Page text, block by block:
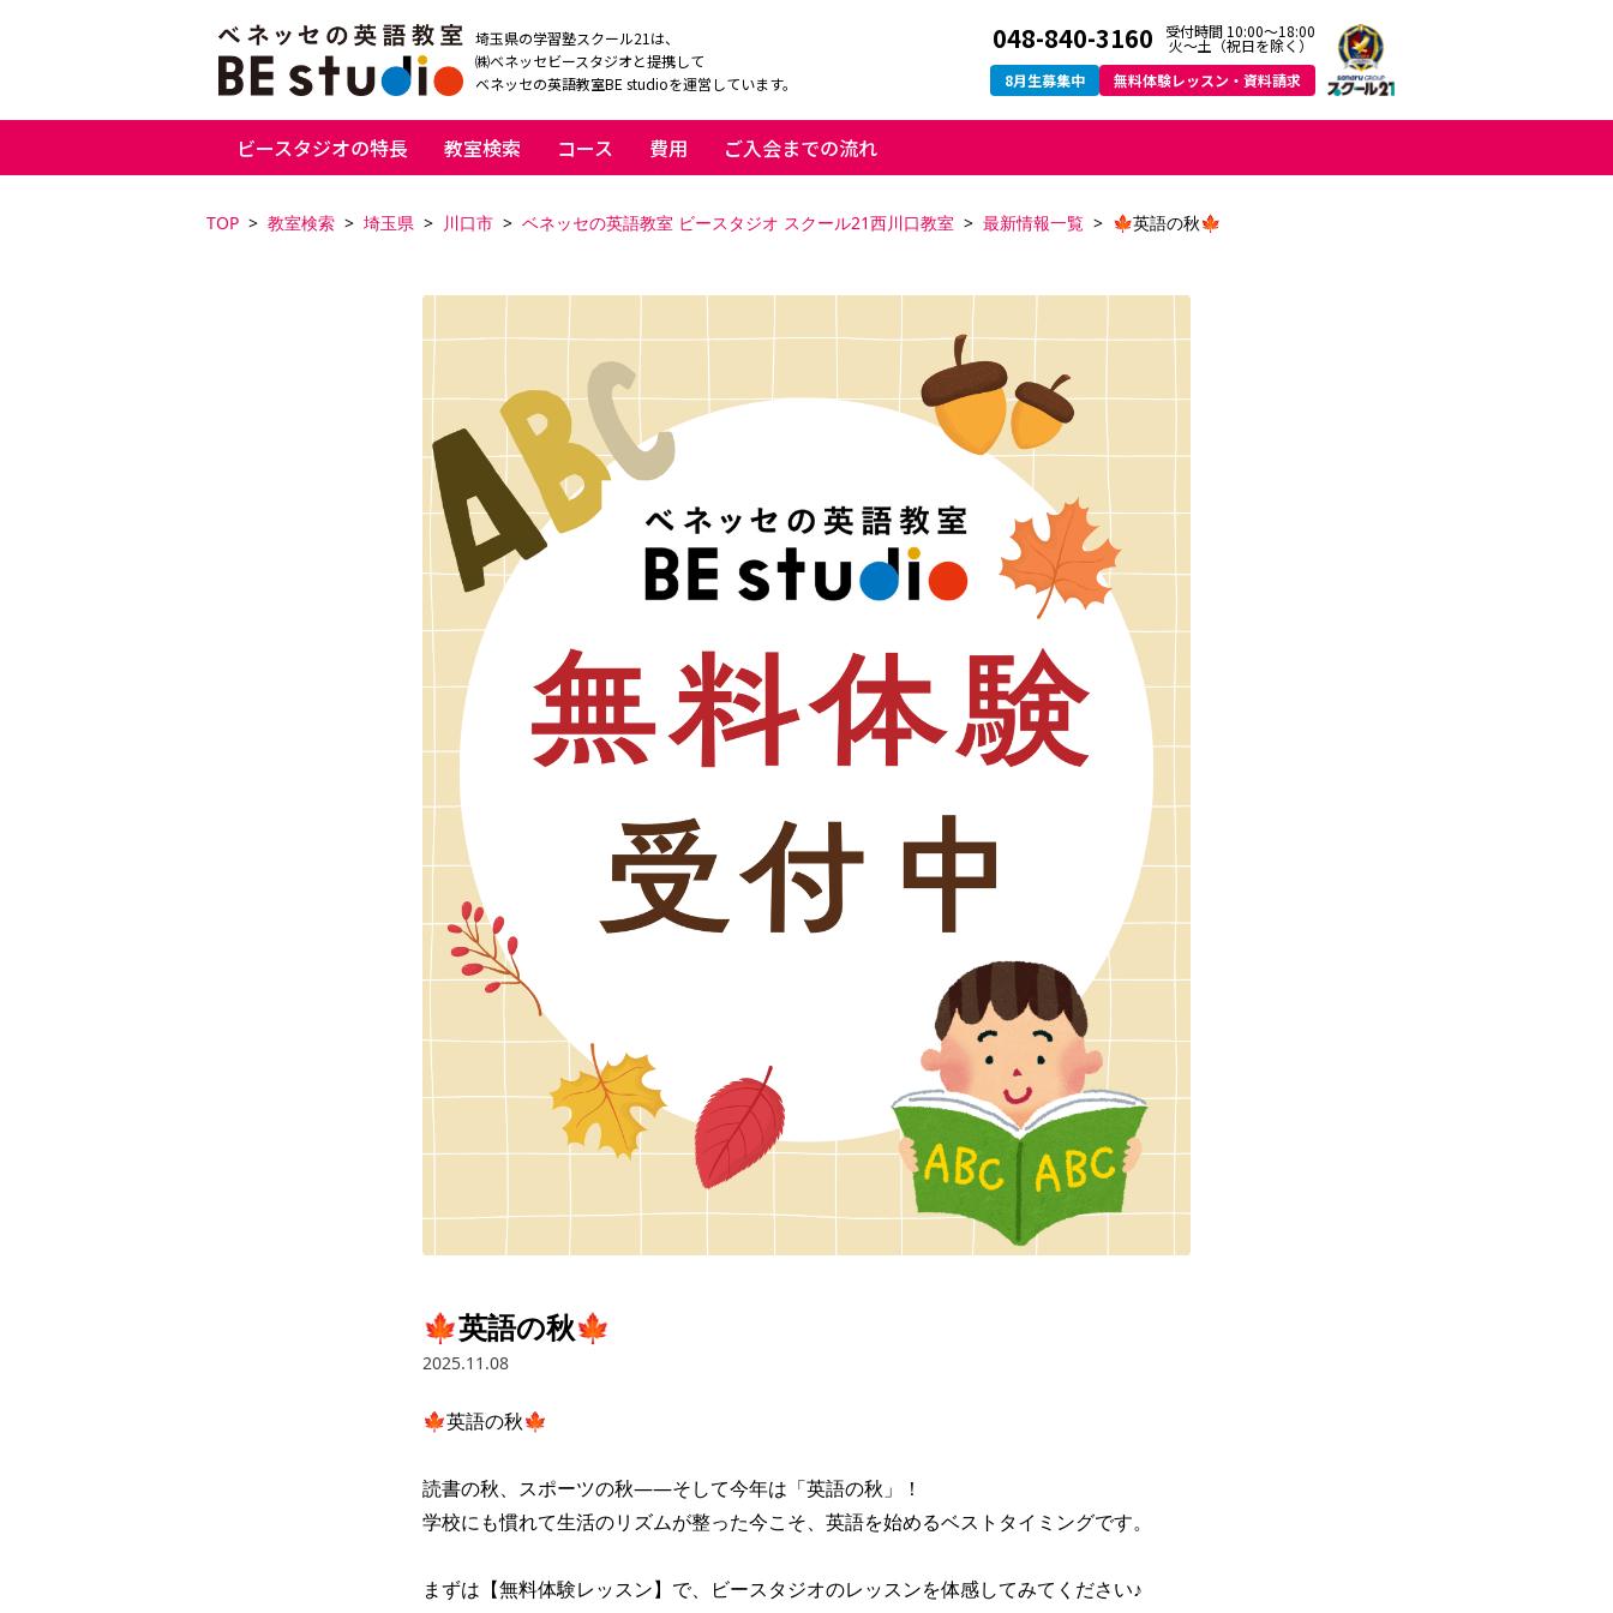
埼玉県の学習塾スクール21は、
㈱ベネッセビースタジオと提携して
ベネッセの英語教室BE studioを運営しています。
048-840-3160 受付時間 10:00～18:00
火〜土（祝日を除く）
8月生募集中 無料体験レッスン・資料請求
ビースタジオの特長 教室検索 コース 費用 ご入会までの流れ
TOP 教室検索 埼玉県 川口市 ベネッセの英語教室 ビースタジオ スクール21西川口教室 最新情報一覧 🍁英語の秋🍁
🍁英語の秋🍁
2025.11.08
🍁英語の秋🍁
読書の秋、スポーツの秋――そして今年は「英語の秋」！
学校にも慣れて生活のリズムが整った今こそ、英語を始めるベストタイミングです。
まずは【無料体験レッスン】で、ビースタジオのレッスンを体感してみてください♪